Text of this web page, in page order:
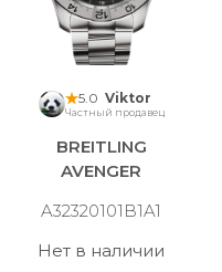
5.0 Viktor
Частный продавец
BREITLING
AVENGER
A32320101B1A1
Нет в наличии